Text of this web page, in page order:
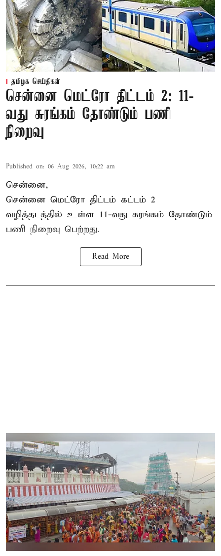
தமிழக செய்திகள்
சென்னை மெட்ரோ திட்டம் 2: 11-
வது சுரங்கம் தோண்டும் பணி
நிறைவு
Published on: 06 Aug 2026, 10:22 am
சென்னை,
சென்னை மெட்ரோ திட்டம் கட்டம் 2
வழித்தடத்தில் உள்ள 11-வது சுரங்கம் தோண்டும்
பணி நிறைவு பெற்றது.
Read More